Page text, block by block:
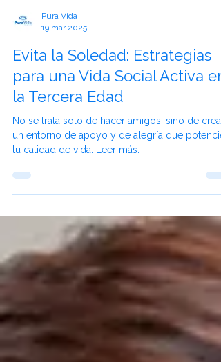
19 mar 2025
Evita la Soledad: Estrategias
para una Vida Social Activa en
la Tercera Edad
No se trata solo de hacer amigos, sino de crear
tu calidad de vida. Leer más.